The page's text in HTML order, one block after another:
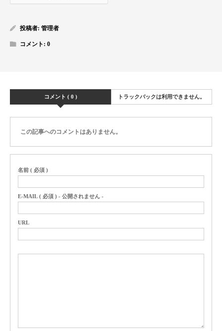
投稿者: 管理者
コメント: 0
コメント ( 0 ) トラックバックは利用できません。
この記事へのコメントはありません。
名前 ( 必須 )
E-MAIL ( 必須 ) - 公開されません -
URL